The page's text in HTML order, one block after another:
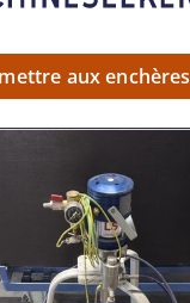
mettre aux enchères